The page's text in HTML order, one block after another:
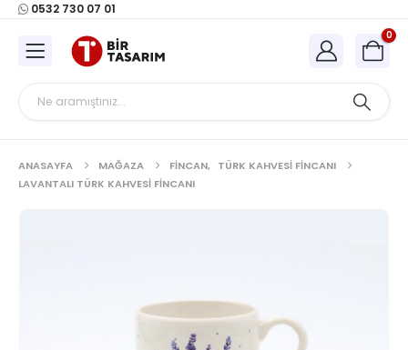
0532 730 07 01
0
ANASAYFA MAĞAZA FINCAN, TÜRK KAHVESI FINCANI
LAVANTALI TÜRK KAHVESI FINCANI